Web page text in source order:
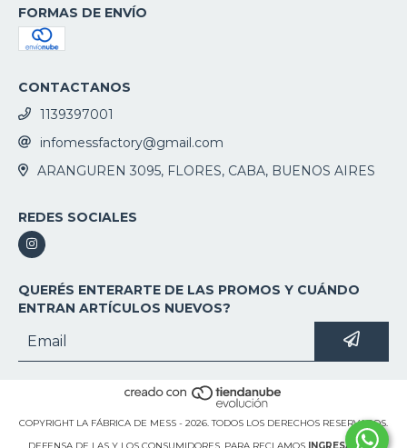
FORMAS DE ENVÍO
CONTACTANOS
1139397001
infomessfactory@gmail.com
ARANGUREN 3095, FLORES, CABA, BUENOS AIRES
REDES SOCIALES
QUERÉS ENTERARTE DE LAS PROMOS Y CUÁNDO
ENTRAN ARTÍCULOS NUEVOS?
COPYRIGHT LA FÁBRICA DE MESS - 2026. TODOS LOS DERECHOS RESERVADOS.